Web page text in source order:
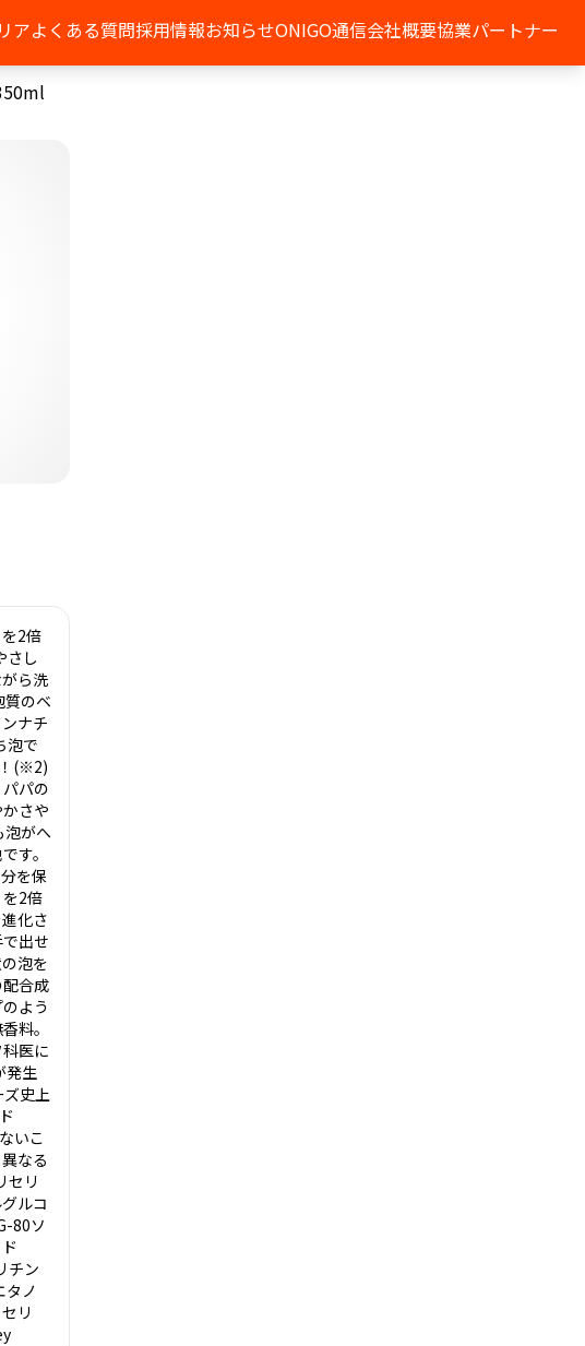
アよくある質問採用情報お知らせONIGO通信会社概要協業パートナー
2倍
さし
ら洗
のベ
ナチ
泡で
(※2)
パの
さや
泡がへ
す。
を保
2倍
化さ
出せ
泡を
合成
よう
料。
医に
発生
史上
いこ
なる
セリ
ルコ
80ソ
チン
ノ
リ